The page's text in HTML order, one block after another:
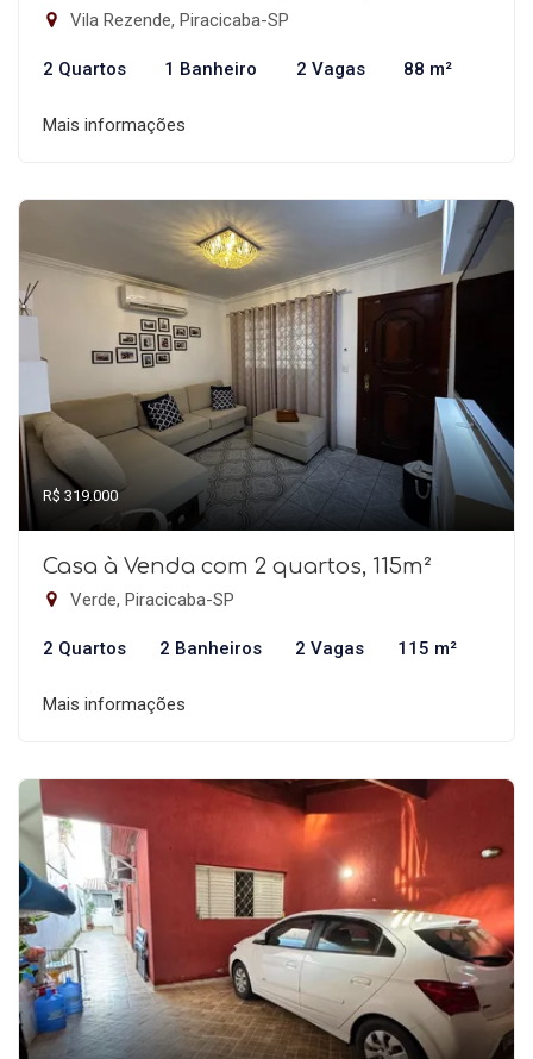
Vila Rezende, Piracicaba-SP
2 Quartos 1 Banheiro 2 Vagas 88 m²
Mais informações
R$ 319.000
Casa à Venda com 2 quartos, 115m²
Verde, Piracicaba-SP
2 Quartos 2 Banheiros 2 Vagas 115 m²
Mais informações